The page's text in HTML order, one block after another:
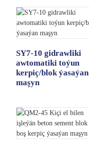
SY7-10 gidrawliki
awtomatiki toýun
kerpiç/blok ýasaýan
maşyn